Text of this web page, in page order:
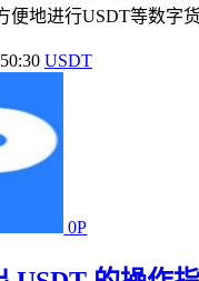
便地进行USDT等数字
USDT
0P